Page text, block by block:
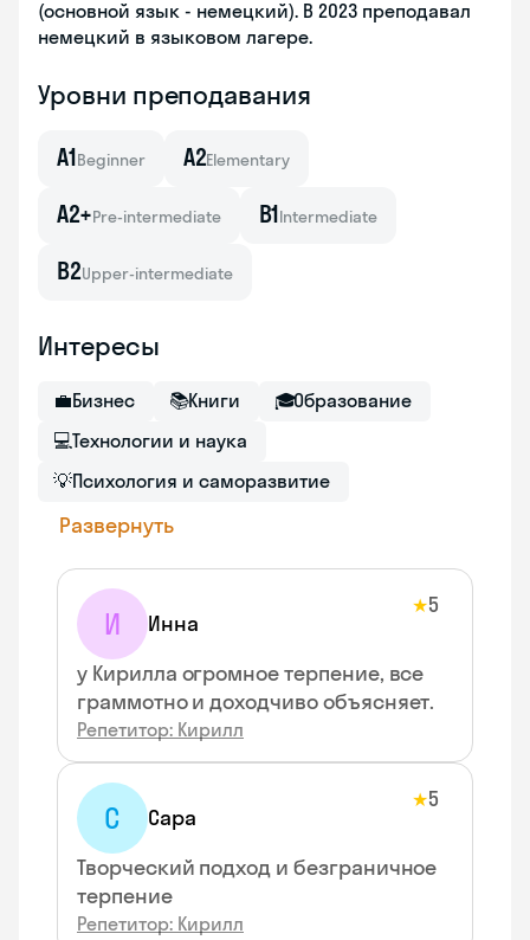
(основной язык - немецкий). В 2023 преподавал
немецкий в языковом лагере.
Уровни преподавания
A1Beginner A2Elementary
A2+Pre-intermediate B1Intermediate
B2Upper-intermediate
Интересы
💼Бизнес 📚Книги 🎓Образование
💻Технологии и наука
💡Психология и саморазвитие
Развернуть
И Инна
★5
у Кирилла огромное терпение, все
граммотно и доходчиво объясняет.
Репетитор: Кирилл
С Сара
★5
Творческий подход и безграничное
терпение
Репетитор: Кирилл